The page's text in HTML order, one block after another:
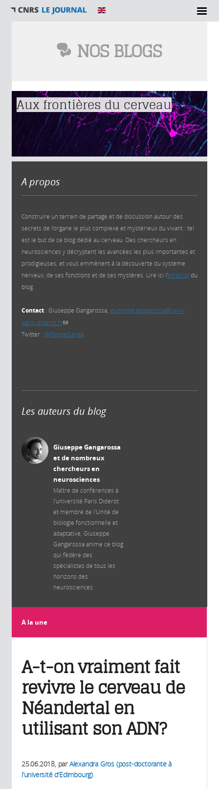
NOS BLOGS
Vous êtes ici
Aux frontières du cerveau
A propos
Construire un terrain de partage et de discussion autour des
secrets de l’organe le plus complexe et mystérieux du vivant : tel
est le but de ce blog dédié au cerveau. Des chercheurs en
neurosciences y décryptent les avancées les plus importantes et
prodigieuses, et vous emmènent à la découverte du système
nerveux, de ses fonctions et de ses mystères. Lire ici l'éditorial du
blog.
Contact : Giuseppe Gangarossa, giuseppe.gangarossa@univ-
paris-diderot.fr(link sends e-mail)
Twitter : @PeppeGanga
Les auteurs du blog
Giuseppe Gangarossa
et de nombreux
chercheurs en
neurosciences
Maître de conférences à
l’université Paris Diderot
et membre de l'Unité de
biologie fonctionnelle et
adaptative, Giuseppe
Gangarossa anime ce blog
qui fédère des
spécialistes de tous les
horizons des
neurosciences.
A la une
A-t-on vraiment fait
revivre le cerveau de
Néandertal en
utilisant son ADN?
25.06.2018, parAlexandra Gros (post-doctorante à
l’université d’Edimbourg)